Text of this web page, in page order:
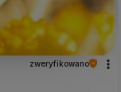
zweryfikowano